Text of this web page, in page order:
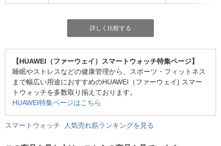
詳しく比較する
【HUAWEI（ファーウェイ）スマートウォッチ特集ページ】
睡眠やストレスなどの健康管理から、スポーツ・フィットネス
まで幅広い用途におすすめのHUAWEI（ファーウェイ) スマー
トウォッチを多数取り揃えております。
HUAWEI特集ページはこちら
スマートウォッチ 人気売れ筋ランキングを見る